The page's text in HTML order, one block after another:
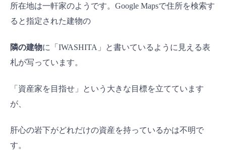
所在地は一軒家のようです。Google Mapsで住所を検索す
ると指定された建物の
隣の建物に「IWASHITA」と書いているように見える表
札が写っています。
「資産家を目指せ」という大きな目標を立てています
が、
肝心の岩下がどれだけの資産を持っているかは不明で
す。